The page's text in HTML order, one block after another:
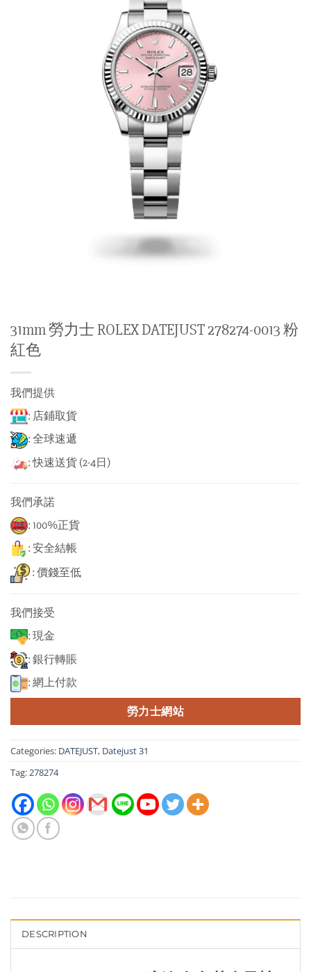
31mm 勞力士 ROLEX DATEJUST 278274-0013 粉
紅色
我們提供
: 店鋪取貨
: 全球速遞
: 快速送貨 (2-4日)
我們承諾
: 100%正貨
: 安全結帳
: 價錢至低
我們接受
: 現金
: 銀行轉賬
: 網上付款
勞力士網站
Categories: DATEJUST, Datejust 31
Tag:278274
DESCRIPTION